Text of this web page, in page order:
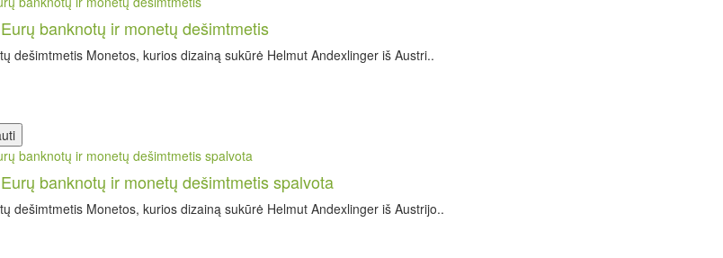
banknotų ir monetų dešimtmetis
dešimtmetis Monetos, kurios dizainą sukūrė Helmut Andexlinger iš Austri..
banknotų ir monetų dešimtmetis spalvota
dešimtmetis Monetos, kurios dizainą sukūrė Helmut Andexlinger iš Austrijo..